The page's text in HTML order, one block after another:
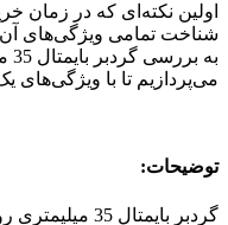
اولین نکته‌ای که در زمان
شناخت تمامی ویژگی‌های
می‌پردازیم تا با ویژگی‌های
توضیحات: